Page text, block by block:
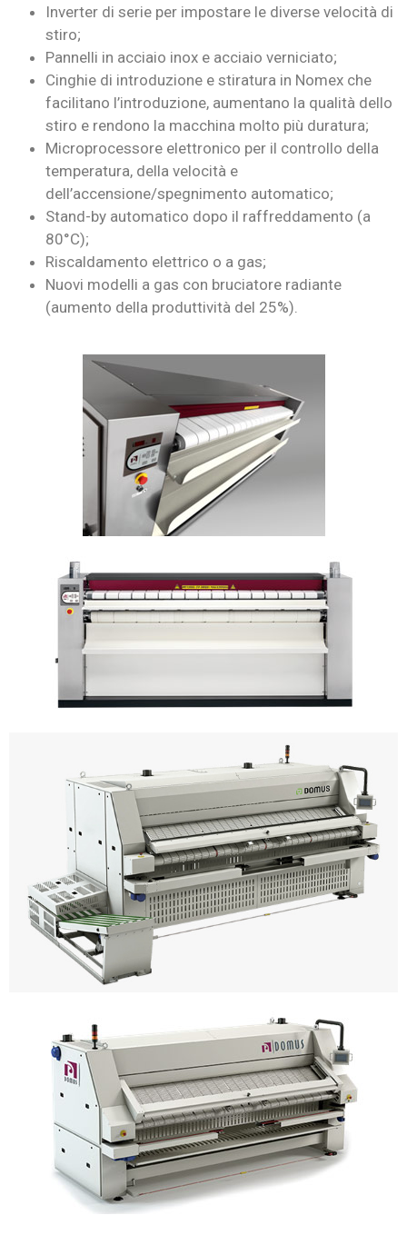
Inverter di serie per impostare le diverse velocità di
stiro;
Pannelli in acciaio inox e acciaio verniciato;
Cinghie di introduzione e stiratura in Nomex che
facilitano l’introduzione, aumentano la qualità dello
stiro e rendono la macchina molto più duratura;
Microprocessore elettronico per il controllo della
temperatura, della velocità e
dell’accensione/spegnimento automatico;
Stand-by automatico dopo il raffreddamento (a
80°C);
Riscaldamento elettrico o a gas;
Nuovi modelli a gas con bruciatore radiante
(aumento della produttività del 25%).